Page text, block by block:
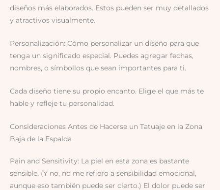
diseños más elaborados. Estos pueden ser muy detallados
y atractivos visualmente.
Personalización: Cómo personalizar un diseño para que
tenga un significado especial. Puedes agregar fechas,
nombres, o símbollos que sean importantes para ti.
Cada diseño tiene su propio encanto. Elige el que más te
hable y refleje tu personalidad.
Consideraciones Antes de Hacerse un Tatuaje en la Zona
Baja de la Espalda
Pain and Sensitivity: La piel en esta zona es bastante
sensible. (Y no, no me refiero a sensibilidad emocional,
aunque eso también puede ser cierto.) El dolor puede ser